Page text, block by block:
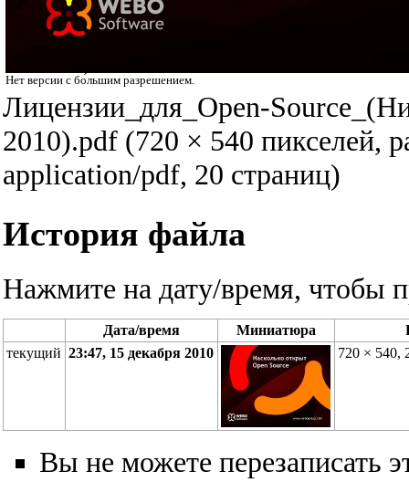
Нет версии с бо́льшим разрешением.
Лицензии_для_Open-
2010).pdf (720 × 540 пикселей,
application/pdf, 20 страниц)
История файла
Нажмите на дату/время, чтобы
Дата/время Миниатюра
текущий 23:47, 15 декабря 2010 720 × 540,
Вы не можете перезаписать